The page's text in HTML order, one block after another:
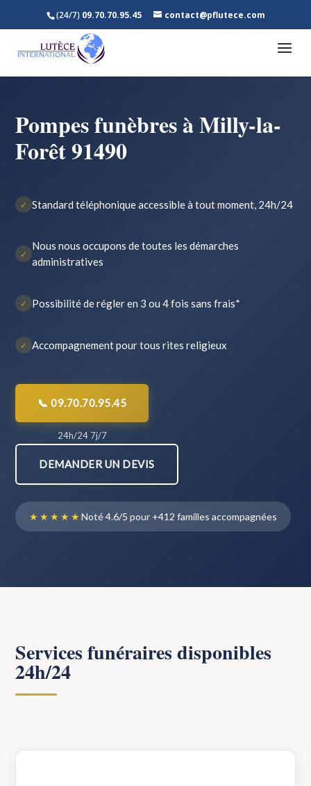
(24/7) 09.70.70.95.45 contact@pflutece.com
Pompes funèbres à Milly-la-
Forêt 91490
✓ Standard téléphonique accessible à tout moment, 24h/24
✓
Nous nous occupons de toutes les démarches
administratives
✓ Possibilité de régler en 3 ou 4 fois sans frais*
✓ Accompagnement pour tous rites religieux
📞 09.70.70.95.45
24h/24 7j/7
DEMANDER UN DEVIS
★★★★★Noté 4.6/5 pour +412 familles accompagnées
Services funéraires disponibles
24h/24